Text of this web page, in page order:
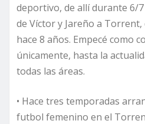
deportivo, de allí durante 6/
de Víctor y Jareño a
hace 8 años. Empecé como
únicamente, hasta la
todas las áreas.
• Hace tres temporadas
futbol femenino en el